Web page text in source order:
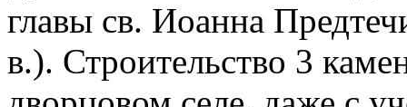
главы св. Иоанна
в.). Строительство 3